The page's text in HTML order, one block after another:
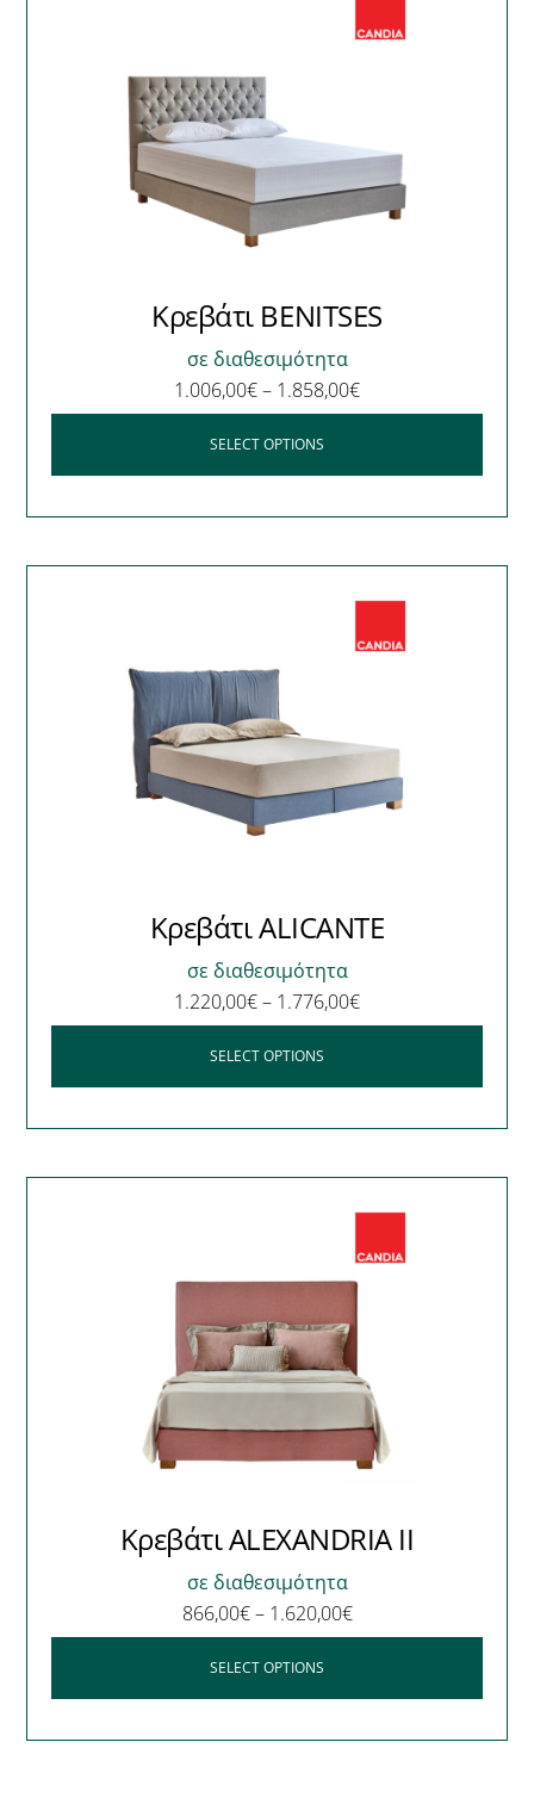
Κρεβάτι BENITSES
σε διαθεσιμότητα
1.006,00€– 1.858,00€
SELECT OPTIONS
Κρεβάτι ALICANTE
σε διαθεσιμότητα
1.220,00€– 1.776,00€
SELECT OPTIONS
Κρεβάτι ALEXANDRIA II
σε διαθεσιμότητα
866,00€– 1.620,00€
SELECT OPTIONS